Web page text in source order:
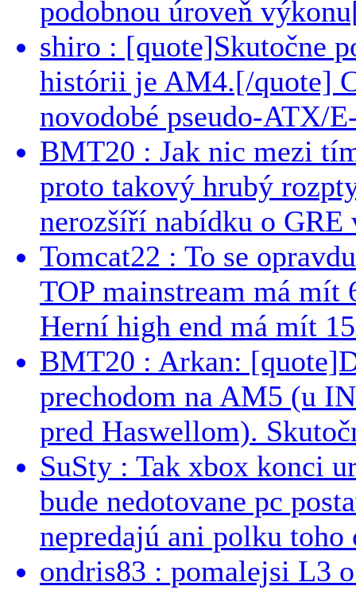
podobnou úroveň
shiro : [quote]Skutočne
histórii je AM4.[/quote]
novodobé pseudo-ATX/
BMT20 : Jak nic mezi
proto takový hrubý
nerozšíří nabídku o GRE
Tomcat22 : To se
TOP mainstream má
Herní high end má mít
BMT20 : Arkan:
prechodom na AM5 (u
pred Haswellom).
SuSty : Tak xbox konci
bude nedotovane pc
nepredajú ani polku toho
ondris83 : pomalejsi L3